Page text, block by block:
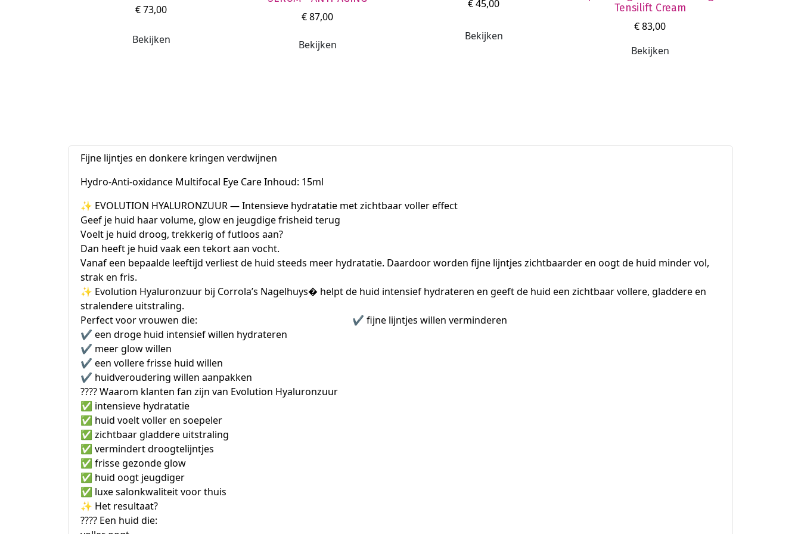
vertoont, zoals wallen en donkere kringen en de eerste tekenen van veroudering.
Als een programma voor thuisgebruik voor de specifieke behandeling van het
oogcontourgebied, ter voorbereiding of onderhoud van een hydraterende,
€ 73,00
Bekijken
€ 87,00
Bekijken
€ 45,00
Bekijken
Tensilift Cream
€ 83,00
Bekijken
Fijne lijntjes en donkere kringen verdwijnen
Hydro-Anti-oxidance Multifocal Eye Care Inhoud: 15ml
✨ EVOLUTION HYALURONZUUR — Intensieve hydratatie met zichtbaar voller effect
Geef je huid haar volume, glow en jeugdige frisheid terug
Voelt je huid droog, trekkerig of futloos aan?
Dan heeft je huid vaak een tekort aan vocht.
Vanaf een bepaalde leeftijd verliest de huid steeds meer hydratatie. Daardoor worden fijne lijntjes zichtbaarder en oogt de huid minder vol,
strak en fris.
✨ Evolution Hyaluronzuur bij Corrola’s Nagelhuys⁠� helpt de huid intensief hydrateren en geeft de huid een zichtbaar vollere, gladdere en
stralendere uitstraling.
Perfect voor vrouwen die: ✔️ fijne lijntjes willen verminderen
✔️ een droge huid intensief willen hydrateren
✔️ meer glow willen
✔️ een vollere frisse huid willen
✔️ huidveroudering willen aanpakken
???? Waarom klanten fan zijn van Evolution Hyaluronzuur
✅ intensieve hydratatie
✅ huid voelt voller en soepeler
✅ zichtbaar gladdere uitstraling
✅ vermindert droogtelijntjes
✅ frisse gezonde glow
✅ huid oogt jeugdiger
✅ luxe salonkwaliteit voor thuis
✨ Het resultaat?
???? Een huid die: